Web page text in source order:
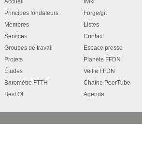
Principes fondateurs
Membres
Services
Groupes de travail
Projets
Études
Baromètre FTTH
Best Of
Forge/git
Listes
Contact
Espace presse
Planète FFDN
Veille FFDN
Chaîne PeerTube
Agenda